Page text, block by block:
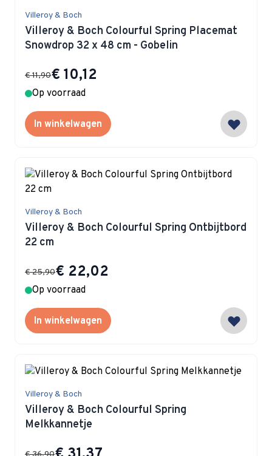
Villeroy & Boch
Villeroy & Boch Colourful Spring Placemat
Snowdrop 32 x 48 cm - Gobelin
Special Price
€ 10,12
€ 11,90
Op voorraad
In winkelwagen
Villeroy & Boch
Villeroy & Boch Colourful Spring Ontbijtbord
22 cm
Special Price
€ 22,02
€ 25,90
Op voorraad
In winkelwagen
Villeroy & Boch
Villeroy & Boch Colourful Spring
Melkkannetje
Special Price